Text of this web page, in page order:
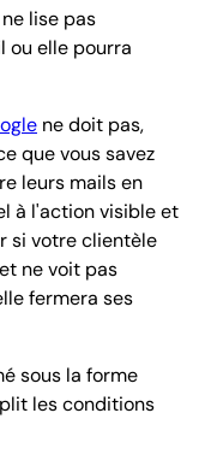
lise pas
ou elle pourra
ne doit pas,
que vous savez
leurs mails en
à l'action visible et
si votre clientèle
ne voit pas
fermera ses
sous la forme
les conditions